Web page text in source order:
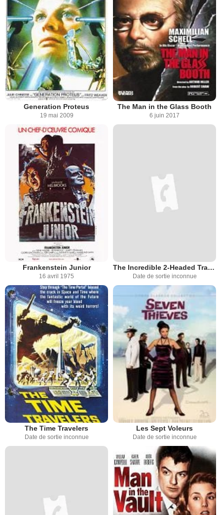
Generation Proteus
19 mai 2009
The Man in the Glass Booth
6 juin 2017
Frankenstein Junior
16 avril 1975
The Incredible 2-Headed Transplant
Date de sortie inconnue
The Time Travelers
Date de sortie inconnue
Les Sept Voleurs
Date de sortie inconnue